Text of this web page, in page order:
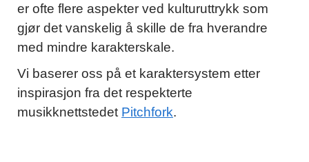
er ofte flere aspekter ved kulturuttrykk som
gjør det vanskelig å skille de fra hverandre
med mindre karakterskale.
Vi baserer oss på et karaktersystem etter
inspirasjon fra det respekterte
musikknettstedet Pitchfork.